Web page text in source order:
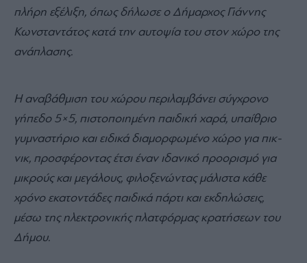
πλήρη εξέλιξη, όπως δήλωσε ο Δήμαρχος Γιάννης
Κωνσταντάτος κατά την αυτοψία του στον χώρο της
ανάπλασης.
Η αναβάθμιση του χώρου περιλαμβάνει σύγχρονο
γήπεδο 5×5, πιστοποιημένη παιδική χαρά, υπαίθριο
γυμναστήριο και ειδικά διαμορφωμένο χώρο για πικ-
νικ, προσφέροντας έτσι έναν ιδανικό προορισμό για
μικρούς και μεγάλους, φιλοξενώντας μάλιστα κάθε
χρόνο εκατοντάδες παιδικά πάρτι και εκδηλώσεις,
μέσω της ηλεκτρονικής πλατφόρμας κρατήσεων του
Δήμου.